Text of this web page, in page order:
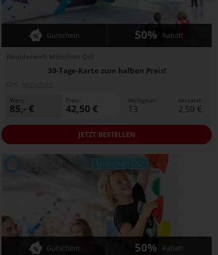
30-Tage-Karte zum halben Preis!
Gutschein 50% Rabatt
Wert:
85,- €
Preis:
42,50 €
Verfügbar:
13
Versand:
2,50 €
JETZTBESTELLEN
Gutschein 50% Rabatt